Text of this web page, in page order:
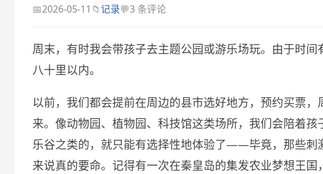
📅2026-05-11 📁记录💬3 条评论
周末，有时我会带孩子去主题公园或游乐场玩。由于时
八十里以内。
以前，我们都会提前在周边的县市选好地方，预约买票
来。像动物园、植物园、科技馆这类场所，我们会陪着
乐谷之类的，就只能有选择性地体验了——毕竟，那些刺
来说真的要命。记得有一次在秦皇岛的集发农业梦想王国